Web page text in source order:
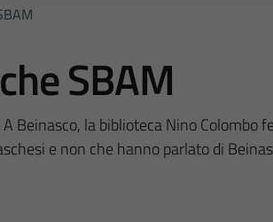
SBAM
Beinasco, la biblioteca Nino Colombo
e non che hanno parlato di